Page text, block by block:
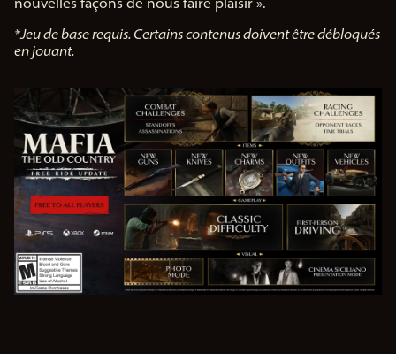
acc
ept
ez
tiq
ue
de
con
fide
ntia
lité
*Jeu de base requis. Certains contenus doivent être débloqués
en jouant.